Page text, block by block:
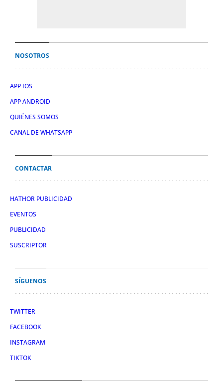
NOSOTROS
APP IOS
APP ANDROID
QUIÉNES SOMOS
CANAL DE WHATSAPP
CONTACTAR
HATHOR PUBLICIDAD
EVENTOS
PUBLICIDAD
SUSCRIPTOR
SÍGUENOS
TWITTER
FACEBOOK
INSTAGRAM
TIKTOK